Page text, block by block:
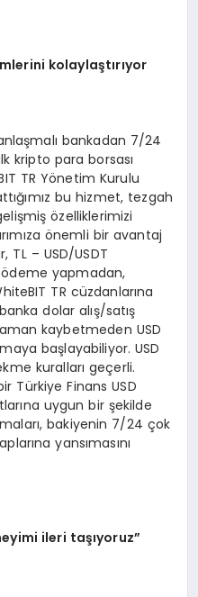
kolaylaştırıyor
bankadan 7/24
kripto para borsası
TR Yönetim Kurulu
bu hizmet, tezgah
özelliklerimizi
önemli bir avantaj
TL – USD/USDT
yapmadan,
TR cüzdanlarına
dolar alış/satış
kaybetmeden USD
başlayabiliyor. USD
kuralları geçerli.
Türkiye Finans USD
uygun bir şekilde
bakiyenin 7/24 çok
yansımasını
ileri taşıyoruz”